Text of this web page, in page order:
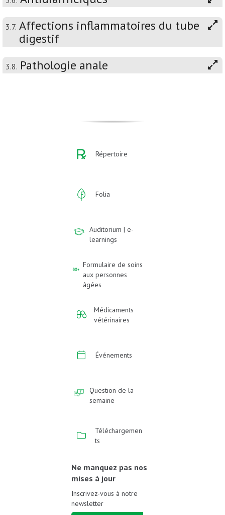
3.7. Affections inflammatoires du tube
digestif
3.8. Pathologie anale
Répertoire
Folia
Auditorium | e-
learnings
Formulaire de soins
aux personnes
âgées
Médicaments
vétérinaires
Événements
Question de la
semaine
Téléchargemen
ts
Ne manquez pas nos
mises à jour
Inscrivez-vous à notre
newsletter